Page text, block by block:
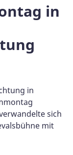
in
in
sich
mit